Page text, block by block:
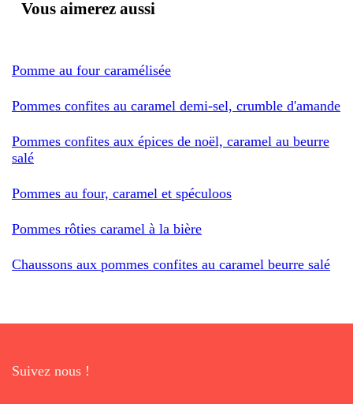
Vous aimerez aussi
Pomme au four caramélisée
Pommes confites au caramel demi-sel, crumble d'amande
Pommes confites aux épices de noël, caramel au beurre
salé
Pommes au four, caramel et spéculoos
Pommes rôties caramel à la bière
Chaussons aux pommes confites au caramel beurre salé
Suivez nous !